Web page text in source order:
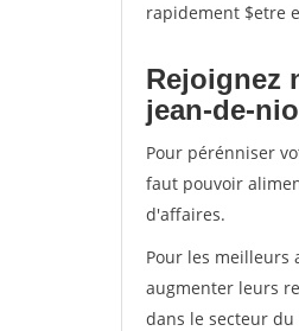
rapidement $etre
Rejoignez
jean-de-
Pour pérénniser
faut pouvoir
d'affaires.
Pour les meilleurs
augmenter leurs
dans le secteur